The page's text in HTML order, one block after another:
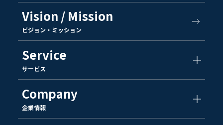
Vision / Mission
ビジョン・ミッション
Service
サービス
Company
企業情報